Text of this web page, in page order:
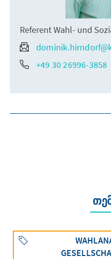
Referent Wahl- und
+49 30 26996-3858